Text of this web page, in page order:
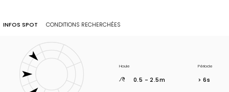
INFOS SPOT CONDITIONS RECHERCHÉES
Houle
0.5 - 2.5m
Période
> 6s